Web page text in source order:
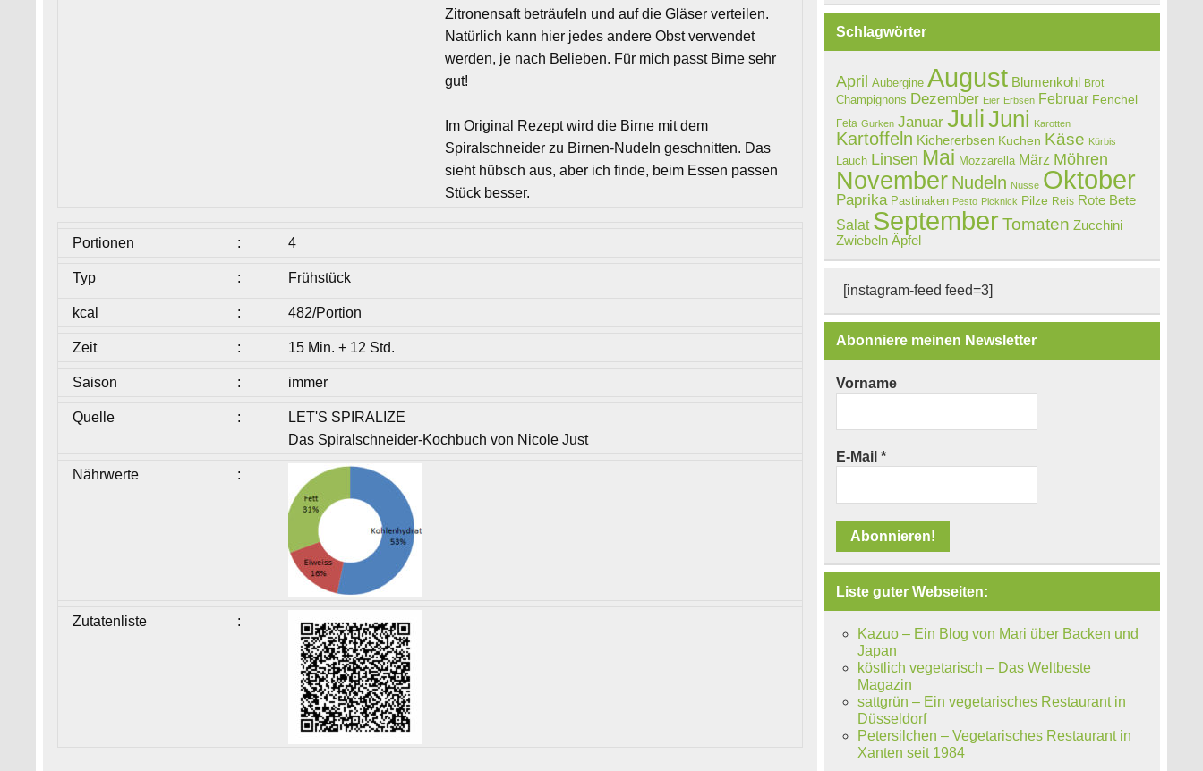
Zitronensaft beträufeln und auf die Gläser verteilen.
Natürlich kann hier jedes andere Obst verwendet
werden, je nach Belieben. Für mich passt Birne sehr
gut!
Im Original Rezept wird die Birne mit dem
Spiralschneider zu Birnen-Nudeln geschnitten. Das
sieht hübsch aus, aber ich finde, beim Essen passen
Stück besser.
Portionen : 4
Typ : Frühstück
kcal : 482/Portion
Zeit : 15 Min. + 12 Std.
Saison : immer
Quelle :
LET'S SPIRALIZE
Das Spiralschneider-Kochbuch von Nicole Just
Nährwerte :
Zutatenliste :
Schlagwörter
April Aubergine August Blumenkohl Brot
Champignons Dezember Eier Erbsen Februar Fenchel
Feta Gurken Januar JuliJuni Karotten
Kartoffeln Kichererbsen Kuchen Käse Kürbis
Lauch Linsen Mai Mozzarella März Möhren
November Nudeln Nüsse Oktober
Paprika Pastinaken Pesto Picknick Pilze Reis Rote Bete
Salat September Tomaten Zucchini
Zwiebeln Äpfel
[instagram-feed feed=3]
Abonniere meinen Newsletter
Vorname
E-Mail*
Liste guter Webseiten:
Kazuo – Ein Blog von Mari über Backen und
Japan
köstlich vegetarisch – Das Weltbeste
Magazin
sattgrün – Ein vegetarisches Restaurant in
Düsseldorf
Petersilchen – Vegetarisches Restaurant in
Xanten seit 1984